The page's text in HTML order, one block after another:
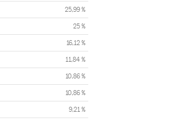
25,99 %
25 %
16,12 %
11,84 %
10,86 %
10,86 %
9,21 %